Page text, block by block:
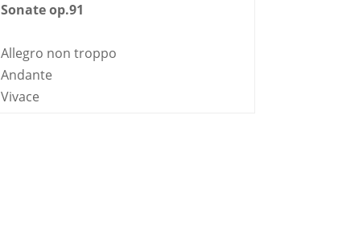
Sonate op.91
Allegro non troppo
Andante
Vivace